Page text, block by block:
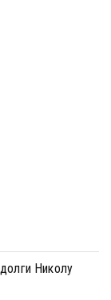
Николу